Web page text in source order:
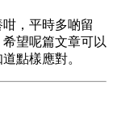
，平時多啲留
望呢篇文章可以
點樣應對。